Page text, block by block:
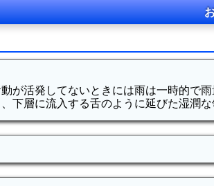
が活発してないときには雨は一時的で
下層に流入する舌のように延びた湿潤